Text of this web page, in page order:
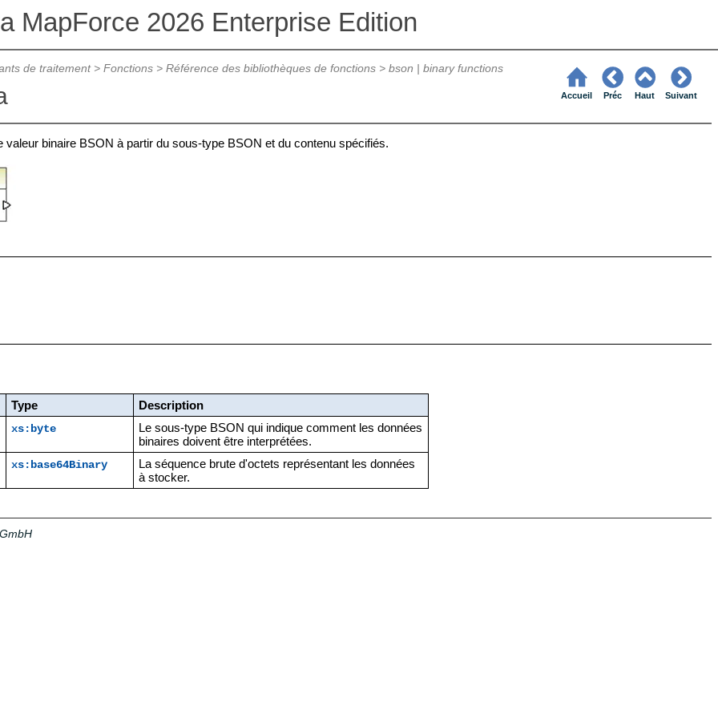
MapForce 2026 Enterprise Edition
de traitement> Fonctions> Référence des bibliothèques de fonctions> bson | binary functions
Accueil Préc Haut Suivant
valeur binaire BSON à partir du sous-type BSON et du contenu spécifiés.
Type Description
xs:byte
Le sous-type BSON qui indique comment les données
binaires doivent être interprétées.
xs:base64Binary
La séquence brute d'octets représentant les données
à stocker.